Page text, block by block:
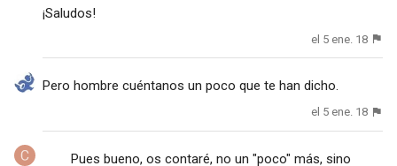
¡Saludos!
el 5 ene. 18
Pero hombre cuéntanos un poco que te han dicho.
el 5 ene. 18
Pues bueno, os contaré, no un "poco" más, sino